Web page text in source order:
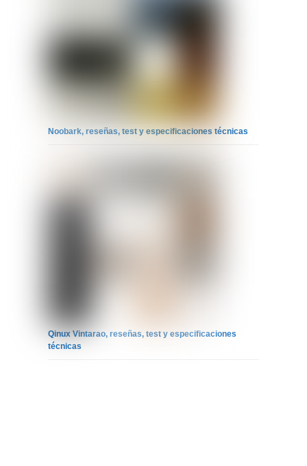
Noobark, reseñas, test y especificaciones técnicas
Qinux Vintarao, reseñas, test y especificaciones
técnicas